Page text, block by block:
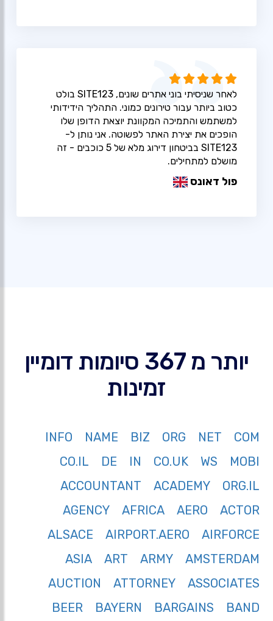
לאחר שניסיתי בוני אתרים שונים, SITE123 בולט
כטוב ביותר עבור טירונים כמוני. התהליך הידידותי
למשתמש והתמיכה המקוונת יוצאת הדופן שלו
הופכים את יצירת האתר לפשוטה. אני נותן ל-
SITE123 בביטחון דירוג מלא של 5 כוכבים - זה
מושלם למתחילים.
פול דאונס
יותר מ 367 סיומות דומיין
זמינות
COM
NET
ORG
BIZ
NAME
INFO
MOBI
WS
CO.UK
IN
DE
CO.IL
ORG.IL
ACADEMY
ACCOUNTANT
ACTOR
AERO
AFRICA
AGENCY
AIRFORCE
AIRPORT.AERO
ALSACE
AMSTERDAM
ARMY
ART
ASIA
ASSOCIATES
ATTORNEY
AUCTION
BAND
BARGAINS
BAYERN
BEER